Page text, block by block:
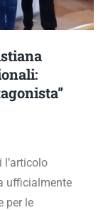
ufficialmente
per le